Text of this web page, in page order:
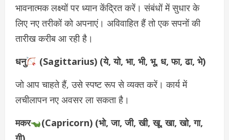
भावनात्मक लक्ष्यों पर ध्यान केंद्रित करें। संबंधों में सुधार के
लिए नए तरीकों को अपनाएं। अविवाहित हैं तो एक सपनों की
तारीख करीब आ रही है।
धनु
(Sagittarius) (ये, यो, भा, भी, भू, ध, फा, ढा, भे)
जो आप चाहते हैं, उसे स्पष्ट रूप से व्यक्त करें। कार्य में
लचीलापन नए अवसर ला सकता है।
मकर
(Capricorn) (भो, जा, जी, खी, खू, खा, खो, गा,